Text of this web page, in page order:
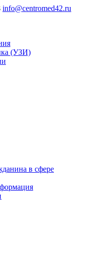
info@centromed42.ru
(УЗИ)
в сфере